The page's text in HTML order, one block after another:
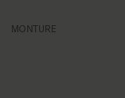
MONTUREFILTER